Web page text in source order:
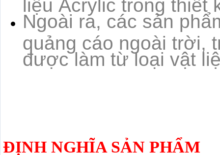
Ngoài ra, các sản
quảng cáo ngoài trời,
được làm từ loại vật
ĐỊNH NGHĨA SẢN PHẨM